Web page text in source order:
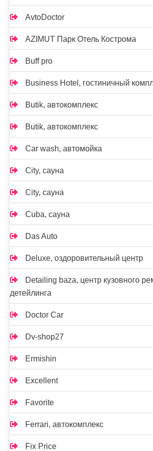
AvtoDoctor
AZIMUT Парк Отель Кострома
Buff pro
Business Hotel, гостиничный
Butik, автокомплекс
Butik, автокомплекс
Car wash, автомойка
City, сауна
City, сауна
Cuba, сауна
Das Auto
Deluxe, оздоровительный центр
Detailing baza, центр кузовного
детейлинга
Doctor Car
Dv-shop27
Ermishin
Excellent
Favorite
Ferrari, автокомплекс
Fix Price